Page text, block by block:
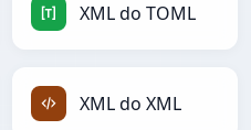
XML do TOML
XML do XML